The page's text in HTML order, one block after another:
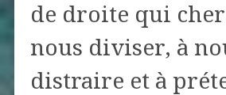
de droite qui
nous diviser, à
distraire et à